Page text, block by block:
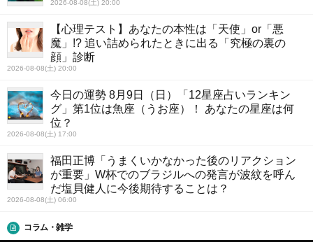
2026-08-08(土) 20:00
【心理テスト】あなたの本性は「天使」or「悪
魔」!? 追い詰められたときに出る「究極の裏の
顔」診断
2026-08-08(土) 20:00
今日の運勢 8月9日（日）「12星座占いランキン
グ」第1位は魚座（うお座）！ あなたの星座は何
位？
2026-08-08(土) 17:00
福田正博「うまくいかなかった後のリアクション
が重要」W杯でのブラジルへの発言が波紋を呼ん
だ塩貝健人に今後期待することは？
2026-08-08(土) 06:00
コラム・雑学